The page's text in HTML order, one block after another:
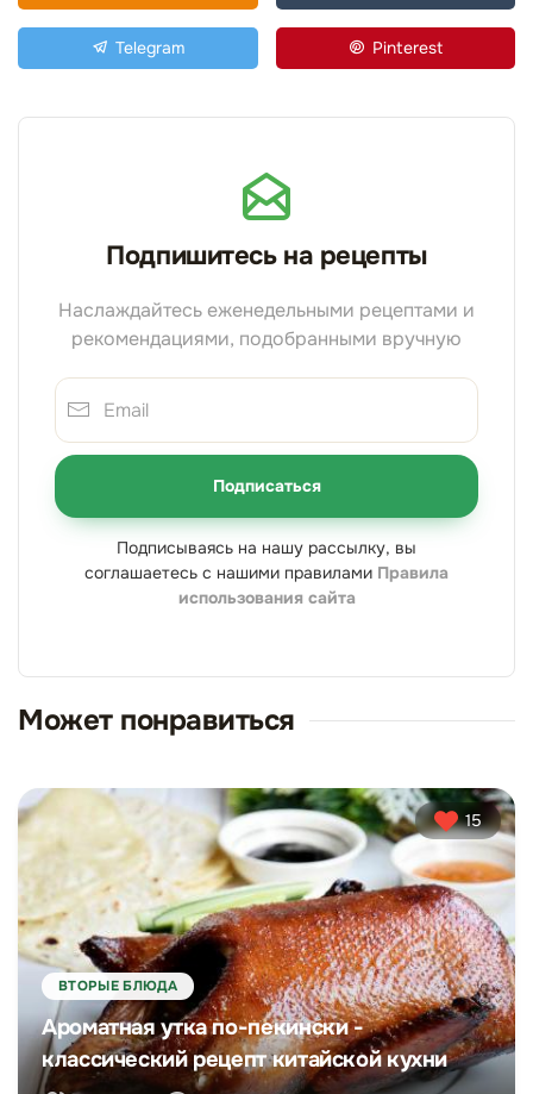
Telegram Pinterest
Подпишитесь на рецепты
Наслаждайтесь еженедельными рецептами и
рекомендациями, подобранными вручную
Подписаться
Подписываясь на нашу рассылку, вы
соглашаетесь с нашими правилами Правила
использования сайта
Может понравиться
15
ВТОРЫЕ БЛЮДА
Ароматная утка по-пекински -
классический рецепт китайской кухни